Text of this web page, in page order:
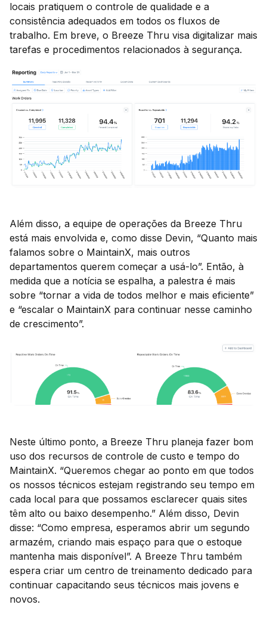
locais pratiquem o controle de qualidade e a
consistência adequados em todos os fluxos de
trabalho. Em breve, o Breeze Thru visa digitalizar mais
tarefas e procedimentos relacionados à segurança.
Além disso, a equipe de operações da Breeze Thru
está mais envolvida e, como disse Devin, “Quanto mais
falamos sobre o MaintainX, mais outros
departamentos querem começar a usá-lo”. Então, à
medida que a notícia se espalha, a palestra é mais
sobre “tornar a vida de todos melhor e mais eficiente”
e “escalar o MaintainX para continuar nesse caminho
de crescimento”.
Neste último ponto, a Breeze Thru planeja fazer bom
uso dos recursos de controle de custo e tempo do
MaintainX. “Queremos chegar ao ponto em que todos
os nossos técnicos estejam registrando seu tempo em
cada local para que possamos esclarecer quais sites
têm alto ou baixo desempenho.” Além disso, Devin
disse: “Como empresa, esperamos abrir um segundo
armazém, criando mais espaço para que o estoque
mantenha mais disponível”. A Breeze Thru também
espera criar um centro de treinamento dedicado para
continuar capacitando seus técnicos mais jovens e
novos.